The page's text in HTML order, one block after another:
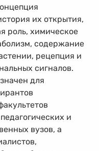
их открытия,
роль, химическое
содержание
рецепция и
сигналов.
для
и
вузов, а